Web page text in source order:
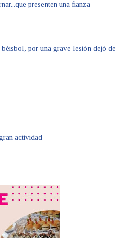
presenten una fianza
béisbol, por una grave lesión dejó de
actividad